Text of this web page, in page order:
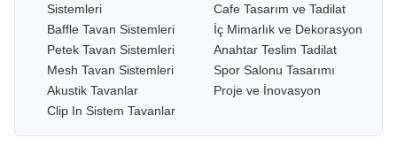
Sistemleri
Baffle Tavan Sistemleri
Petek Tavan Sistemleri
Mesh Tavan Sistemleri
Akustik Tavanlar
Clip In Sistem Tavanlar
Cafe Tasarım ve Tadilat
İç Mimarlık ve Dekorasyon
Anahtar Teslim Tadilat
Spor Salonu Tasarımı
Proje ve İnovasyon